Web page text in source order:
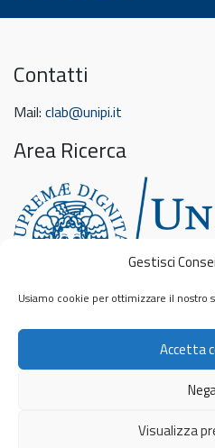
Gestisci
Usiamo cookie per ottimizzare il nostro
Accetta
Visualizza
Contatti
Mail: clab@unipi.it
Area Ricerca
Privacy & Cookies: This site uses
website, you agree to their use.
To find out more, including how to